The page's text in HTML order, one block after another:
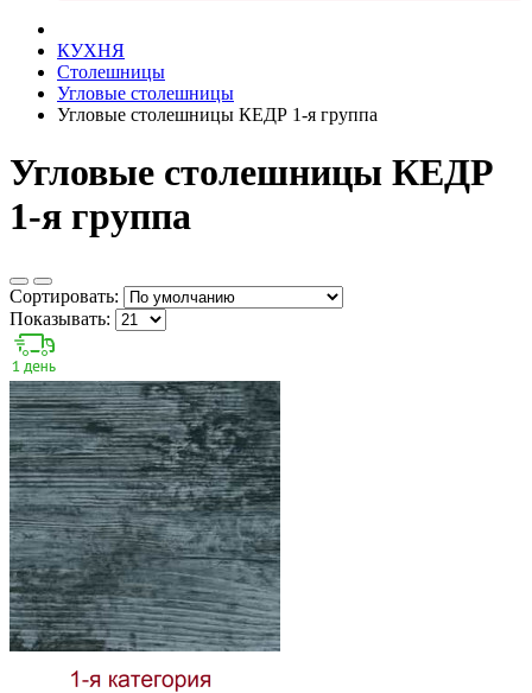
КУХНЯ
Столешницы
Угловые столешницы
Угловые столешницы КЕДР 1-я группа
Угловые столешницы КЕДР
1-я группа
Сортировать:
Показывать: